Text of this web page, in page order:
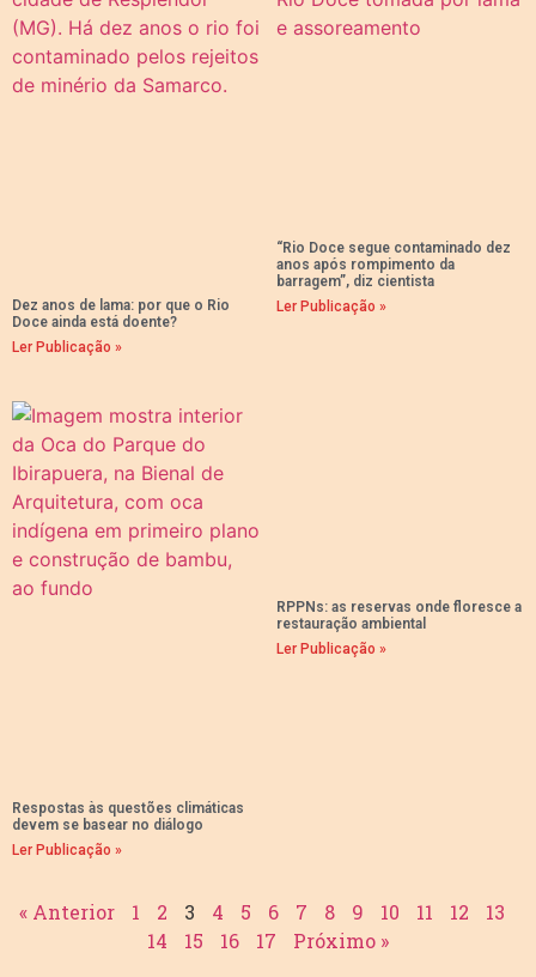
Dez anos de lama: por que o Rio
Doce ainda está doente?
Ler Publicação »
“Rio Doce segue contaminado dez
anos após rompimento da
barragem”, diz cientista
Ler Publicação »
Respostas às questões climáticas
devem se basear no diálogo
Ler Publicação »
RPPNs: as reservas onde floresce a
restauração ambiental
Ler Publicação »
« Anterior 1 2 3 4 5 6 7 8 9 10 11 12
13
14
15 16 17 Próximo »